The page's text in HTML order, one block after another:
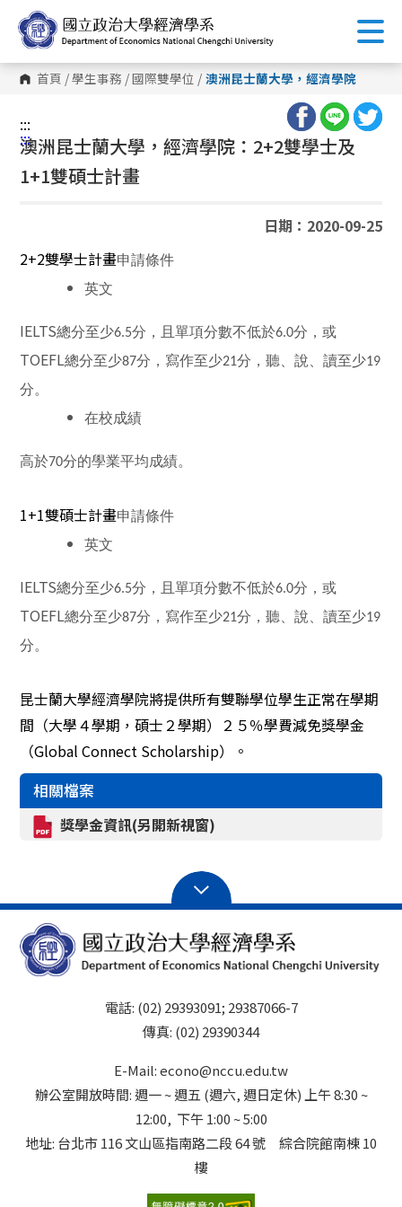
到
主
內
容 首頁 /學生事務 /國際雙學位 / 澳洲昆士蘭大學，經濟學院
:::
:::
澳洲昆士蘭大學，經濟學院：2+2雙學士及
1+1雙碩士計畫
日期：2020-09-25
2+2雙學士計畫申請條件
英文
IELTS總分至少6.5分，且單項分數不低於6.0分，或
TOEFL總分至少87分，寫作至少21分，聽、說、讀至少19
分。
在校成績
高於70分的學業平均成績。
1+1雙碩士計畫申請條件
英文
IELTS總分至少6.5分，且單項分數不低於6.0分，或
TOEFL總分至少87分，寫作至少21分，聽、說、讀至少19
分。
昆士蘭大學經濟學院將提供所有雙聯學位學生正常在學期
間（大學４學期，碩士２學期）２５％學費減免獎學金
（Global Connect Scholarship）。
相關檔案
獎學金資訊(另開新視窗)
電話: (02) 29393091; 29387066-7
傳真: (02) 29390344
E-Mail: econo@nccu.edu.tw
辦公室開放時間: 週一 ~ 週五 (週六, 週日定休) 上午 8:30 ~
12:00, 下午 1:00 ~ 5:00
地址: 台北市 116 文山區指南路二段 64 號 綜合院館南棟 10
樓